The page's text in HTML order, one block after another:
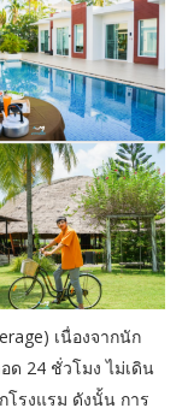
เนื่องจากนัก
ด 24 ชั่วโมง ไม่เดิน
โรงแรม ดังนั้น การ